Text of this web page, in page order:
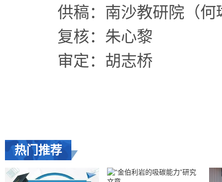
供稿：南沙教研院（何
复核：朱心黎
审定：胡志桥
热门推荐